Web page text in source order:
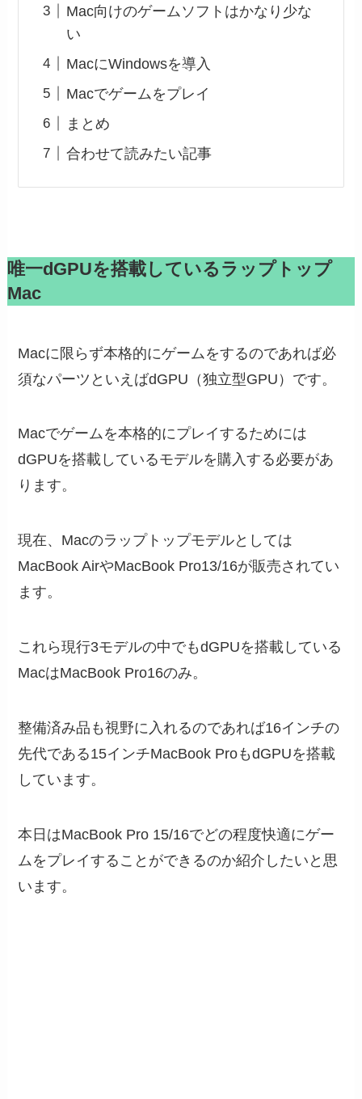
Mac向けのゲームソフトはかなり少な
い
MacにWindowsを導入
Macでゲームをプレイ
まとめ
合わせて読みたい記事
唯一dGPUを搭載しているラップトップ
Mac
Macに限らず本格的にゲームをするのであれば必
須なパーツといえばdGPU（独立型GPU）です。
Macでゲームを本格的にプレイするためには
dGPUを搭載しているモデルを購入する必要があ
ります。
現在、Macのラップトップモデルとしては
MacBook AirやMacBook Pro13/16が販売されてい
ます。
これら現行3モデルの中でもdGPUを搭載している
MacはMacBook Pro16のみ。
整備済み品も視野に入れるのであれば16インチの
先代である15インチMacBook ProもdGPUを搭載
しています。
本日はMacBook Pro 15/16でどの程度快適にゲー
ムをプレイすることができるのか紹介したいと思
います。